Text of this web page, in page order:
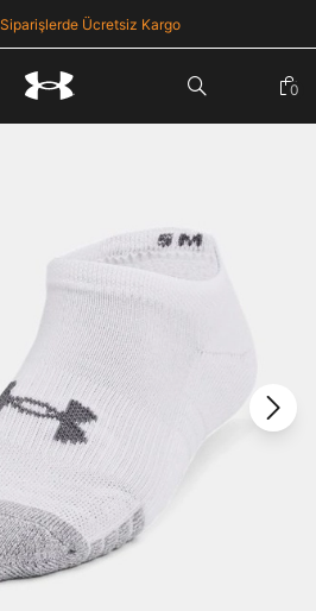
Ücretsiz Kargo
Giriş Yap
yeni misiniz?Kayıt Ol
Devam Et
0
Parolayı Yenile
Sayfasına Dön
Zaten hesabın var mı? Giriş yap